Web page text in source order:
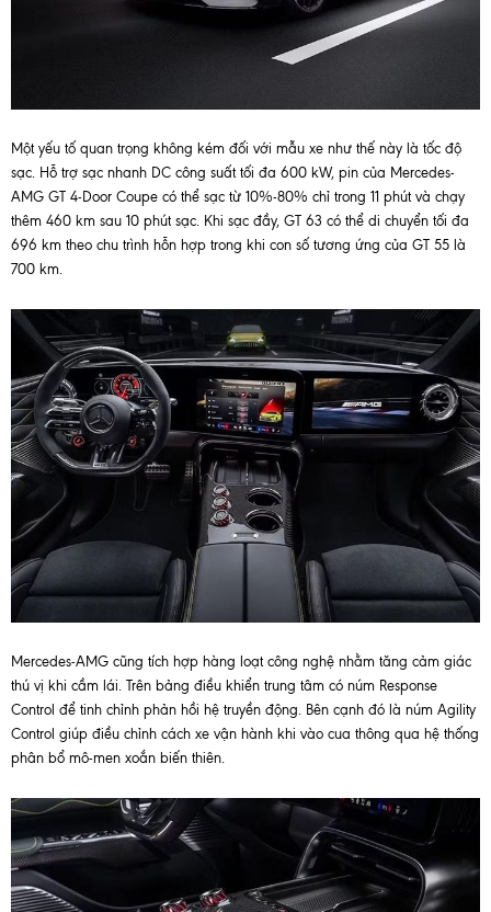
Một yếu tố quan trọng không kém đối với mẫu xe như thế này là tốc độ
sạc. Hỗ trợ sạc nhanh DC công suất tối đa 600 kW, pin của Mercedes-
AMG GT 4-Door Coupe có thể sạc từ 10%-80% chỉ trong 11 phút và chạy
thêm 460 km sau 10 phút sạc. Khi sạc đầy, GT 63 có thể di chuyển tối đa
696 km theo chu trình hỗn hợp trong khi con số tương ứng của GT 55 là
700 km.
Mercedes-AMG cũng tích hợp hàng loạt công nghệ nhằm tăng cảm giác
thú vị khi cầm lái. Trên bảng điều khiển trung tâm có núm Response
Control để tinh chỉnh phản hồi hệ truyền động. Bên cạnh đó là núm Agility
Control giúp điều chỉnh cách xe vận hành khi vào cua thông qua hệ thống
phân bổ mô-men xoắn biến thiên.